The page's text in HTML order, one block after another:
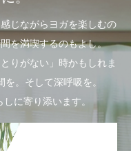
じながらヨガを楽しむの
を満喫するのもよし。
りがない」時かもしれま
。そして深呼吸を。
に寄り添います。